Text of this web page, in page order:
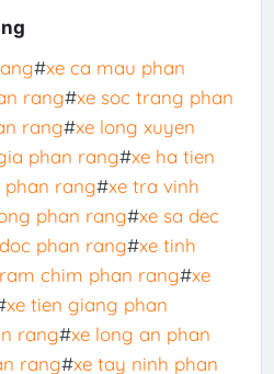
#xe ca mau phan
rang#xe soc trang phan
rang#xe long xuyen
phan rang#xe ha tien
phan rang#xe tra vinh
phan rang#xe sa dec
phan rang#xe tinh
chim phan rang#xe
xe tien giang phan
rang#xe long an phan
rang#xe tay ninh phan